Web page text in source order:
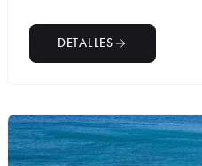
DETALLES